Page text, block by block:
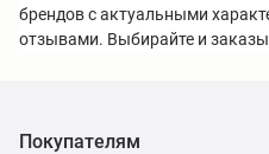
брендов с актуальными
отзывами. Выбирайте и
Покупателям